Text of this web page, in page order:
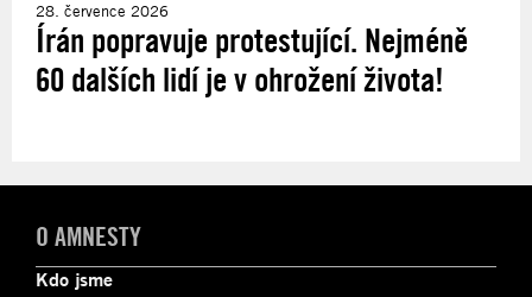
28. července 2026
Írán popravuje protestující. Nejméně
60 dalších lidí je v ohrožení života!
O AMNESTY
Kdo jsme